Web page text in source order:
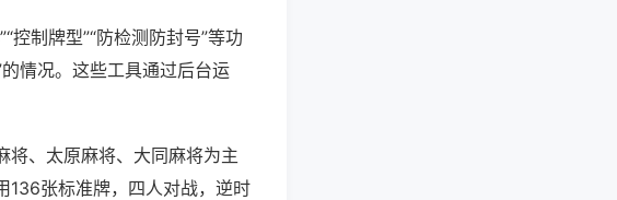
制牌型”“防检测防封号”等功
情况。这些工具通过后台运
将、太原麻将、大同麻将为主
136张标准牌，四人对战，逆时